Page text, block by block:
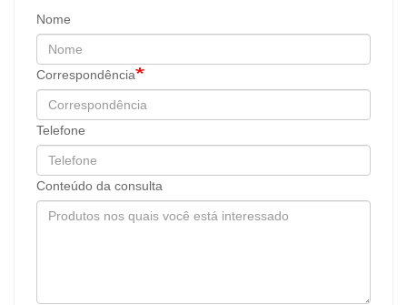
Nome
Correspondência
Telefone
Conteúdo da consulta